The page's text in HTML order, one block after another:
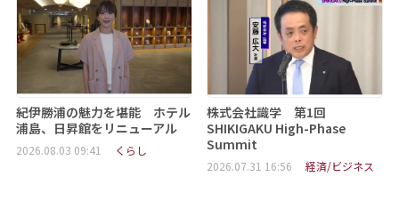
紀伊勝浦の魅力を堪能 ホテル
浦島、日昇館をリニューアル
2026.08.03 09:41 くらし
株式会社識学 第1回
SHIKIGAKU High-Phase
Summit
2026.07.31 16:56 経済/ビジネス